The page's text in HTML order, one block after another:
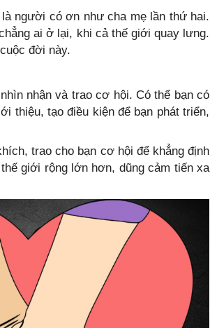
người có ơn như cha mẹ lần thứ hai.
ai ở lại, khi cả thế giới quay lưng.
đời này.
nhận và trao cơ hội. Có thể bạn có
thiệu, tạo điều kiện để bạn phát triển,
trao cho bạn cơ hội để khẳng định
giới rộng lớn hơn, dũng cảm tiến xa